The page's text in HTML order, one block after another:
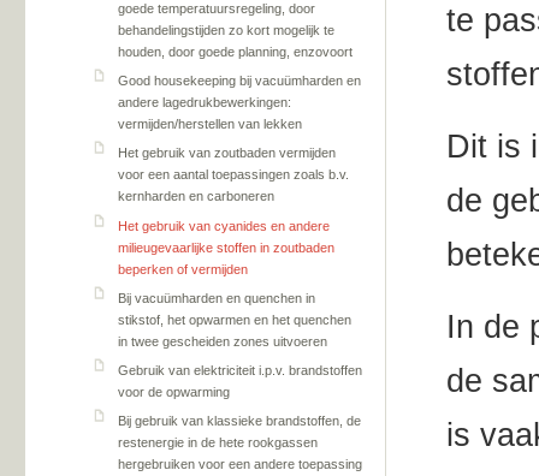
goede temperatuursregeling, door
behandelingstijden zo kort mogelijk te
houden, door goede planning, enzovoort
Good housekeeping bij vacuümharden en
andere lagedrukbewerkingen:
vermijden/herstellen van lekken
Het gebruik van zoutbaden vermijden
voor een aantal toepassingen zoals b.v.
kernharden en carboneren
Het gebruik van cyanides en andere
milieugevaarlijke stoffen in zoutbaden
beperken of vermijden
Bij vacuümharden en quenchen in
stikstof, het opwarmen en het quenchen
in twee gescheiden zones uitvoeren
Gebruik van elektriciteit i.p.v. brandstoffen
voor de opwarming
Bij gebruik van klassieke brandstoffen, de
restenergie in de hete rookgassen
hergebruiken voor een andere toepassing
te
Dit is
de
In de
de
is